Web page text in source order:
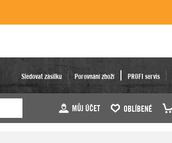
Sledovat zásilku Porovnání zboží PROFI servis
MŮJ ÚČET OBLÍBENÉ